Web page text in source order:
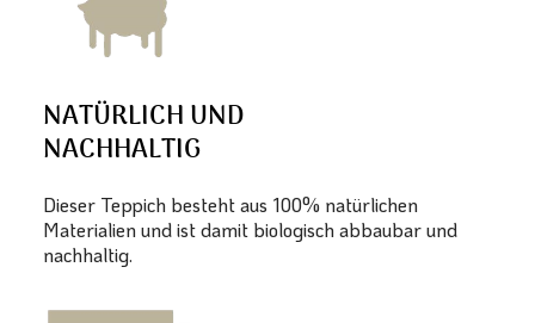
NATÜRLICH UND
NACHHALTIG
Dieser Teppich besteht aus 100% natürlichen
Materialien und ist damit biologisch abbaubar und
nachhaltig.